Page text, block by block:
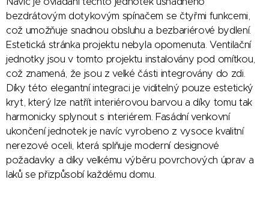
bezdrátovým dotykovým spínačem se čtyřmi funkcemi,
což umožňuje snadnou obsluhu a bezbariérové bydlení.
Estetická stránka projektu nebyla opomenuta. Ventilační
jednotky jsou v tomto projektu instalovány pod omítkou,
což znamená, že jsou z velké části integrovány do zdi.
Díky této elegantní integraci je viditelný pouze estetický
kryt, který lze natřít interiérovou barvou a díky tomu tak
harmonicky splynout s interiérem. Fasádní venkovní
ukončení jednotek je navíc vyrobeno z vysoce kvalitní
nerezové oceli, která splňuje moderní designové
požadavky a díky velkému výběru povrchových úprav a
laků se přizpůsobí každému domu.